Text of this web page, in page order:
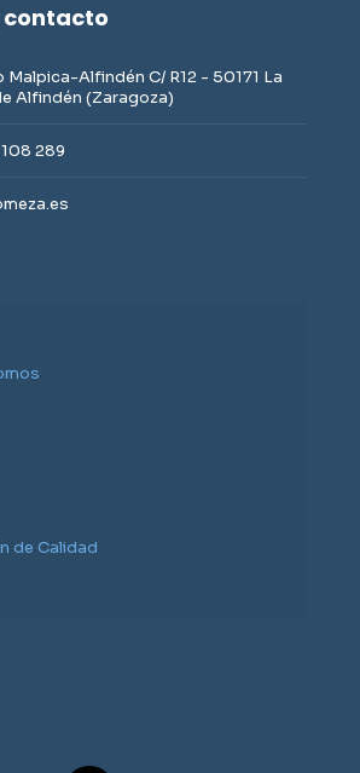
contacto
Malpica-Alfindén C/ R12 - 50171 La
Alfindén (Zaragoza)
289
de Calidad